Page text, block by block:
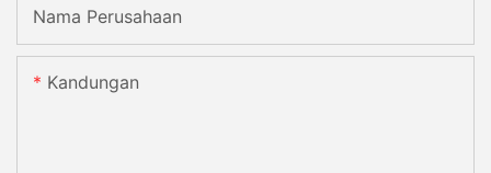
Nama Perusahaan
Kandungan